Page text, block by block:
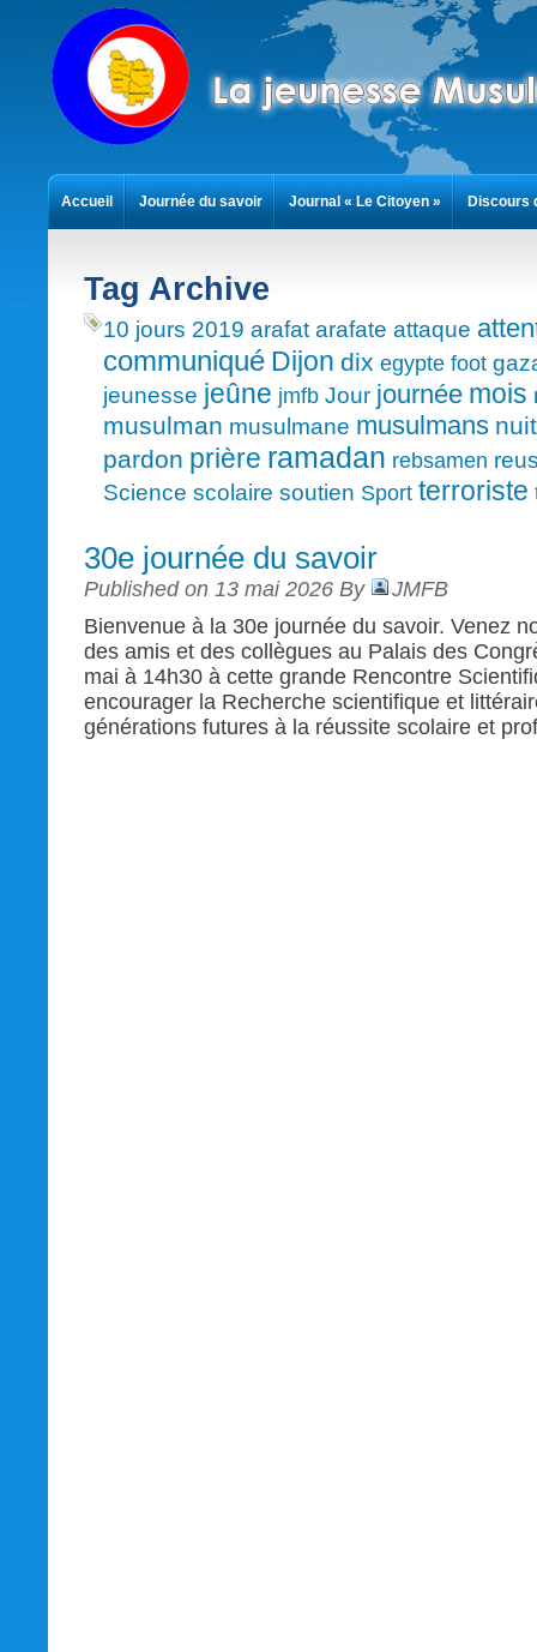
Tag Archive
10 jours 2019 arafat arafate attaque
communiqué Dijon dix egypte foot
jeunesse jeûne jmfb Jour journée mois
musulman musulmane musulmans nuit
pardon prière ramadan rebsamen
Science scolaire soutien Sport terroriste
30e journée du savoir
Published on 13 mai 2026 By
JMFB
Bienvenue à la 30e journée du savoir. Venez
des amis et des collègues au Palais des
mai à 14h30 à cette grande Rencontre
encourager la Recherche scientifique et
générations futures à la réussite scolaire et
Accueil Journée du savoir Journal « Le Citoyen » Discours